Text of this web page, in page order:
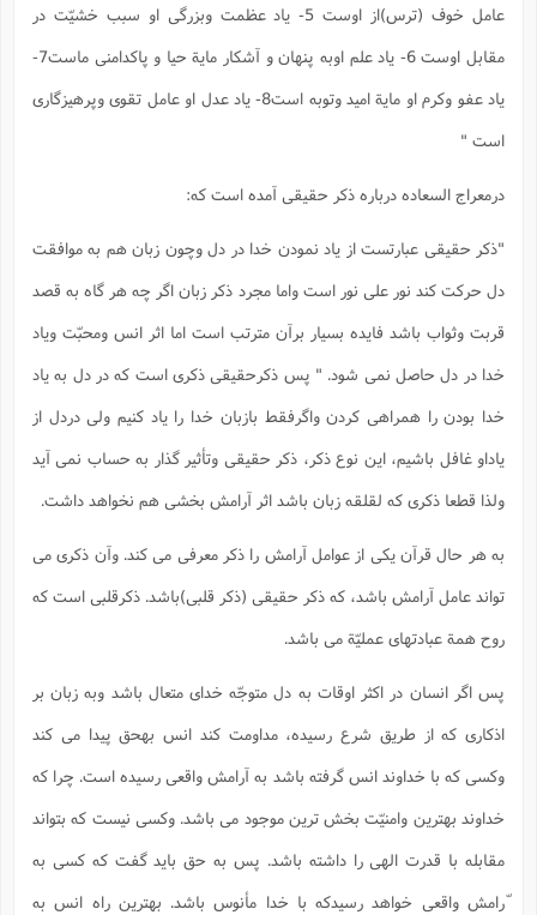
عامل خوف (ترس)از اوست 5- یاد عظمت وبزرگی او سبب خشیّت در
مقابل اوست 6- یاد علم اوبه پنهان و آشکار مایة حیا و پاکدامنی ماست7-
یاد عفو وکرم او مایة امید وتوبه است8- یاد عدل او عامل تقوی وپرهیزگاری
است "
درمعراج السعاده درباره ذکر حقیقی آمده است که:
"ذکر حقیقی عبارتست از یاد نمودن خدا در دل وچون زبان هم به موافقت
دل حرکت کند نور علی نور است واما مجرد ذکر زبان اگر چه هر گاه به قصد
قربت وثواب باشد فایده بسیار برآن مترتب است اما اثر انس ومحبّت ویاد
خدا در دل حاصل نمی شود. " پس ذکرحقیقی ذکری است که در دل به یاد
خدا بودن را همراهی کردن واگرفقط بازبان خدا را یاد کنیم ولی دردل از
یاداو غافل باشیم، این نوع ذکر، ذکر حقیقی وتأثیر گذار به حساب نمی آید
ولذا قطعا ذکری که لقلقه زبان باشد اثر آرامش بخشی هم نخواهد داشت.
به هر حال قرآن یکی از عوامل آرامش را ذکر معرفی می کند. وآن ذکری می
تواند عامل آرامش باشد، که ذکر حقیقی (ذکر قلبی)باشد. ذکرقلبی است که
روح همة عبادتهای عملیّة می باشد.
پس اگر انسان در اکثر اوقات به دل متوجّه خدای متعال باشد وبه زبان بر
اذکاری که از طریق شرع رسیده، مداومت کند انس بهحق پیدا می کند
وکسی که با خداوند انس گرفته باشد به آرامش واقعی رسیده است. چرا که
خداوند بهترین وامنیّت بخش ترین موجود می باشد. وکسی نیست که بتواند
مقابله با قدرت الهی را داشته باشد. پس به حق باید گفت که کسی به
ّرامش واقعی خواهد رسیدکه با خدا مأنوس باشد. بهترین راه انس به